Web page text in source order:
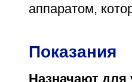
аппаратом,
Показания
Назначают для